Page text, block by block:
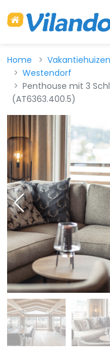
Home Vakantiehuizen
Westendorf
Penthouse mit 3
(AT6363.400.5)